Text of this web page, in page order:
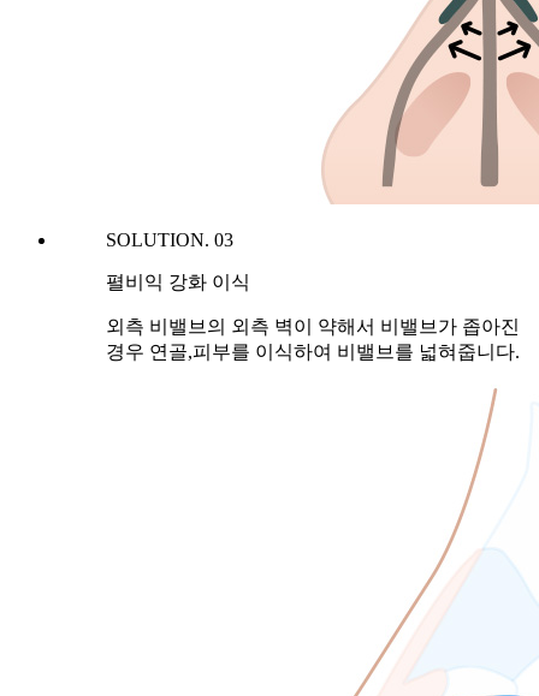
SOLUTION. 03
펼비익 강화 이식
외측 비밸브의 외측 벽이 약해서 비밸브가 좁아진
경우 연골,피부를 이식하여 비밸브를 넓혀줍니다.